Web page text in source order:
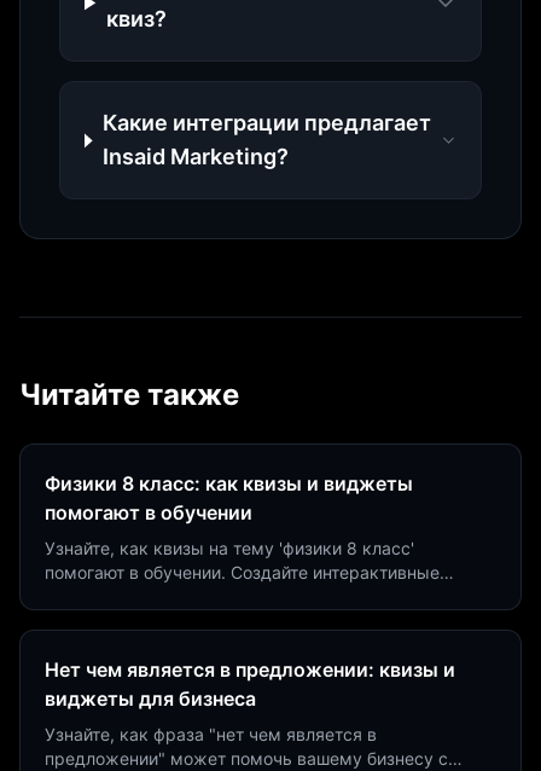
квиз?
Какие интеграции предлагает
Insaid Marketing?
Читайте также
Физики 8 класс: как квизы и виджеты
помогают в обучении
Узнайте, как квизы на тему 'физики 8 класс'
помогают в обучении. Создайте интерактивные
Нет чем является в предложении: квизы и
виджеты для бизнеса
Узнайте, как фраза "нет чем является в
предложении" может помочь вашему бизнесу с